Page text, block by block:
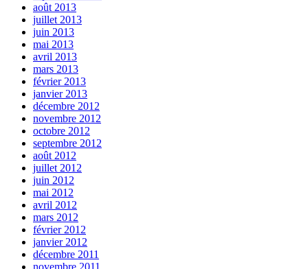
août 2013
juillet 2013
juin 2013
mai 2013
avril 2013
mars 2013
février 2013
janvier 2013
décembre 2012
novembre 2012
octobre 2012
septembre 2012
août 2012
juillet 2012
juin 2012
mai 2012
avril 2012
mars 2012
février 2012
janvier 2012
décembre 2011
novembre 2011